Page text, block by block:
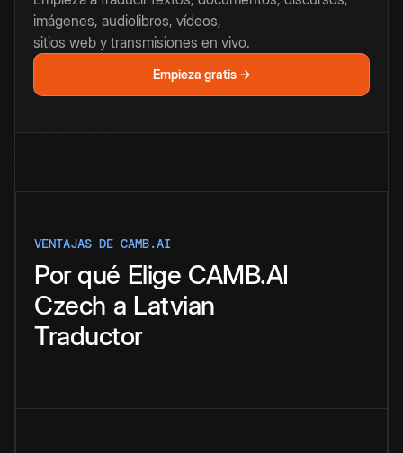
imágenes, audiolibros, vídeos,
sitios web y transmisiones en vivo.
Empieza gratis →
VENTAJAS DE CAMB.AI
Por qué Elige CAMB.AI
Czech a Latvian
Traductor